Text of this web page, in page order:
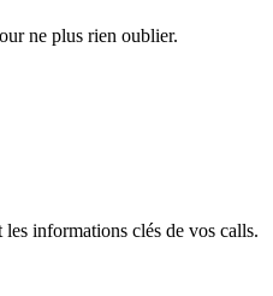
ne plus rien oublier.
informations clés de vos calls.